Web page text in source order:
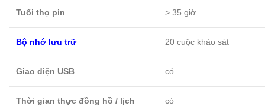
Tuổi thọ pin > 35 giờ
Bộ nhớ lưu trữ 20 cuộc khảo sát
Giao diện USB có
Thời gian thực đồng hồ / lịch có